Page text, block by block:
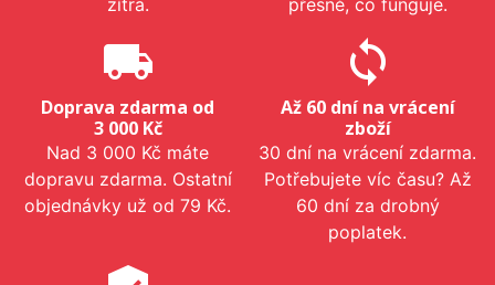
local_shipping
Doprava zdarma od
3 000 Kč
Nad 3 000 Kč máte
dopravu zdarma. Ostatní
objednávky už od 79 Kč.
sync
Až 60 dní na vrácení
zboží
30 dní na vrácení zdarma.
Potřebujete víc času? Až
60 dní za drobný
poplatek.